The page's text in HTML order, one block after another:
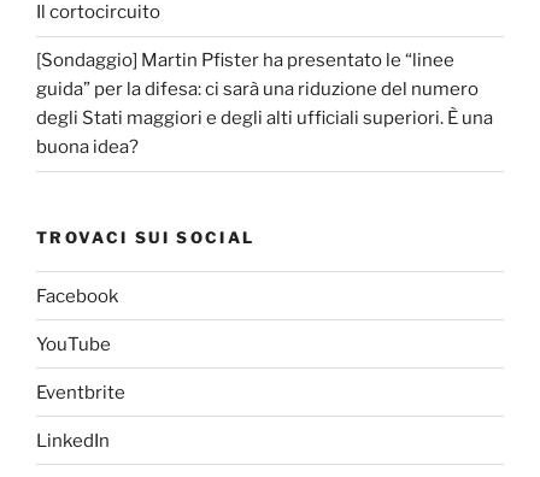
Il cortocircuito
[Sondaggio] Martin Pfister ha presentato le “linee
guida” per la difesa: ci sarà una riduzione del numero
degli Stati maggiori e degli alti ufficiali superiori. È una
buona idea?
TROVACI SUI SOCIAL
Facebook
YouTube
Eventbrite
LinkedIn